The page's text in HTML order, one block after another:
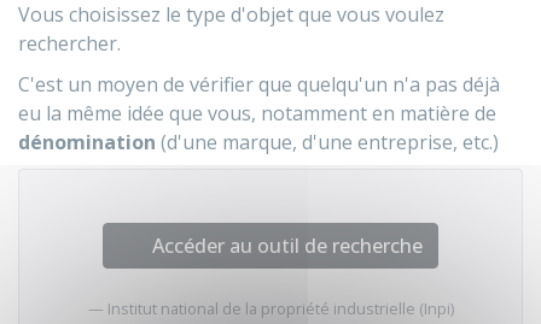
Vous choisissez le type d'objet que vous voulez
rechercher.
C'est un moyen de vérifier que quelqu'un n'a pas déjà
eu la même idée que vous, notamment en matière de
dénomination (d'une marque, d'une entreprise, etc.)
Accéder au outil de recherche
Institut national de la propriété industrielle (Inpi)